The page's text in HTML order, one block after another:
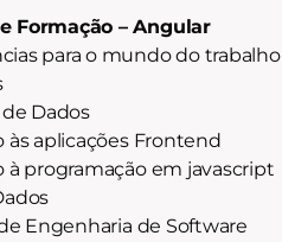
Formação – Angular
para o mundo do trabalho
Dados
às aplicações Frontend
à programação em javascript
Engenharia de Software